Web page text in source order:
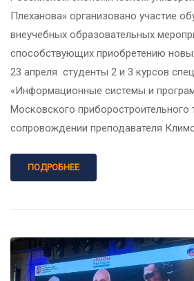
Плеханова» организовано участие
внеучебных образовательных
способствующих приобретению
23 апреля студенты 2 и 3 курсов
«Информационные системы и
Московского приборостроительного
сопровождении преподавателя
ПОДРОБНЕЕ